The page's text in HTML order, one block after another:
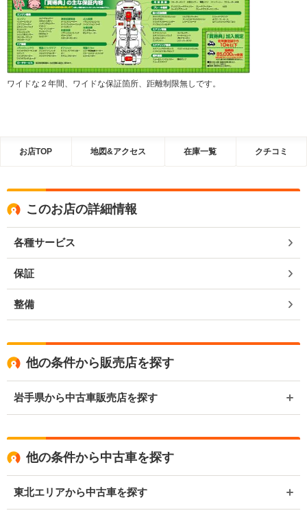
ワイドな２年間、ワイドな保証箇所、距離制限無しです。
お店TOP 地図&アクセス 在庫一覧 クチコミ
このお店の詳細情報
各種サービス
保証
整備
他の条件から販売店を探す
岩手県から中古車販売店を探す
他の条件から中古車を探す
東北エリアから中古車を探す